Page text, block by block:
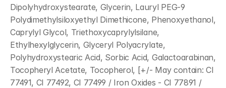
Dipolyhydroxystearate, Glycerin, Lauryl PEG-9
Polydimethylsiloxyethyl Dimethicone, Phenoxyethanol,
Caprylyl Glycol, Triethoxycaprylylsilane,
Ethylhexylglycerin, Glyceryl Polyacrylate,
Polyhydroxystearic Acid, Sorbic Acid, Galactoarabinan,
Tocopheryl Acetate, Tocopherol, [+/- May contain: CI
77491, CI 77492, CI 77499 / Iron Oxides - CI 77891 /